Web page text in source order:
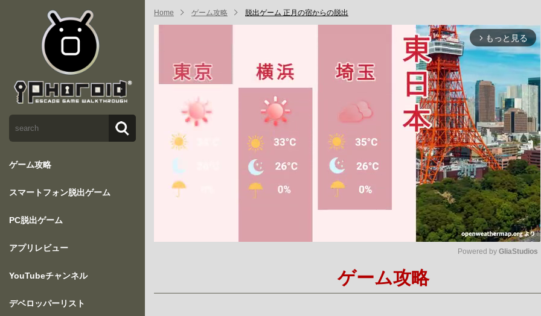
ゲーム攻略
スマートフォン脱出ゲーム
PC脱出ゲーム
アプリレビュー
YouTubeチャンネル
デベロッパーリスト
Home ゲーム攻略 脱出ゲーム 正月の宿からの脱出
arrow_forward_ios もっと見る
Powered by GliaStudios
ゲーム攻略